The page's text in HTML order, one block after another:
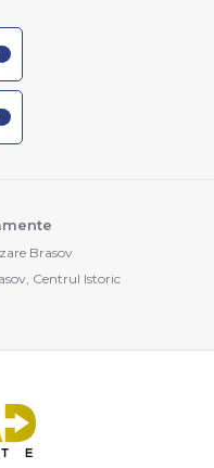
Brasov
Centrul Istoric